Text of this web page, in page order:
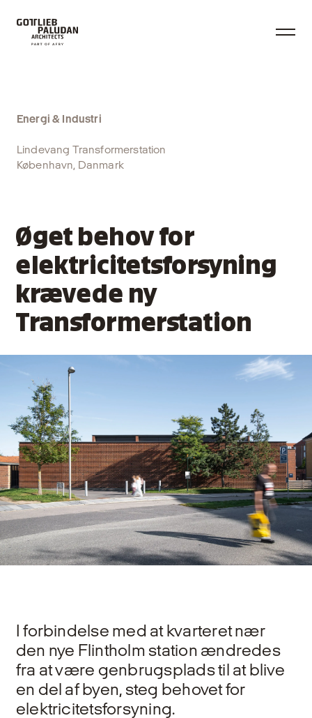
Øget behov for
elektricitetsforsyning
krævede ny
Transformerstation
Energi & Industri
Lindevang Transformerstation
København, Danmark
I forbindelse med at kvarteret nær
den nye Flintholm station ændredes
fra at være genbrugsplads til at blive
en del af byen, steg behovet for
elektricitetsforsyning.